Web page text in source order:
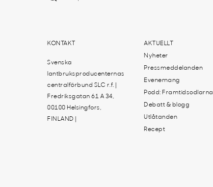
KONTAKT
Svenska
lantbruksproducenternas
centralförbund SLC r.f. |
Fredriksgatan 61 A 34,
00100 Helsingfors,
FINLAND |
AKTUELLT
Nyheter
Pressmeddelanden
Evenemang
Podd: Framtidsodlarna
Debatt & blogg
Utlåtanden
Recept